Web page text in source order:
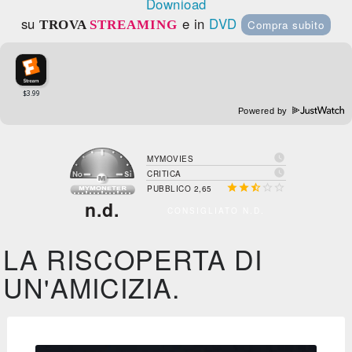
Download
suTROVA STREAMING e in DVD Compra subito
Powered by
n.d.
MYMOVIES 
CRITICA 
PUBBLICO 2,65   
LA RISCOPERTA DI
UN'AMICIZIA.